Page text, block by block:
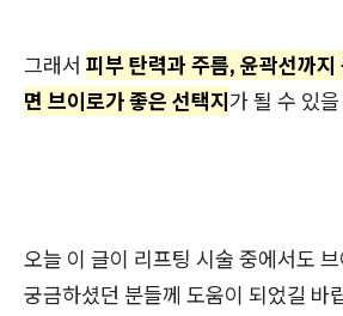
그래서 피부 탄력과 주름, 윤곽선까
면 브이로가 좋은 선택지가 될 수 있
오늘 이 글이 리프팅 시술 중에서도
궁금하셨던 분들께 도움이 되었길 바